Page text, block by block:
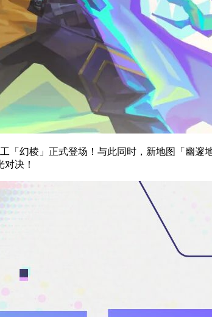
「幻棱」正式登场！与此同时，新地图「幽邃
决！